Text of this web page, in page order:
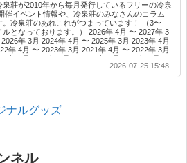
泉荘が2010年から毎月発行しているフリーの冷泉
催イベント情報や、冷泉荘のみなさんのコラム
。冷泉荘のあれこれがつまっています！ （3〜
ルとなっております。） 2026年 4月 〜 2027年 3
年 3月 2024年 4月 〜 2025年 3月 2023年 4月
年 4月 〜 2023年 3月 2021年 4月 〜 2022年 3月
年 3月 2019年 4月 〜 2020年 3月 2018年 4月 〜
4月 〜 2018年 3月 2016年 4月 〜 2017年 3月
年 3月 2014年 4月 〜 2015年 3月 2013...
2026-07-25 15:48
ナルグッズ
ネル